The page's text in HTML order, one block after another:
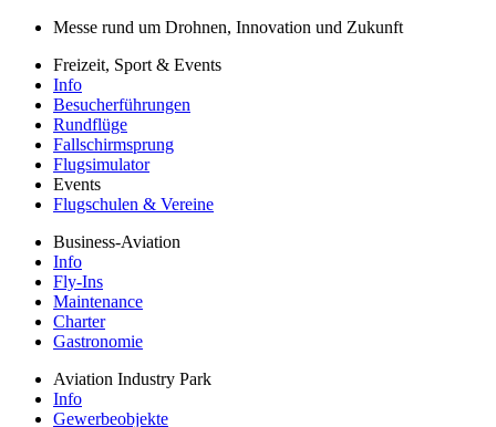
Messe rund um Drohnen, Innovation und Zukunft
Freizeit, Sport & Events
Info
Besucherführungen
Rundflüge
Fallschirmsprung
Flugsimulator
Events
Flugschulen & Vereine
Business-Aviation
Info
Fly-Ins
Maintenance
Charter
Gastronomie
Aviation Industry Park
Info
Gewerbeobjekte